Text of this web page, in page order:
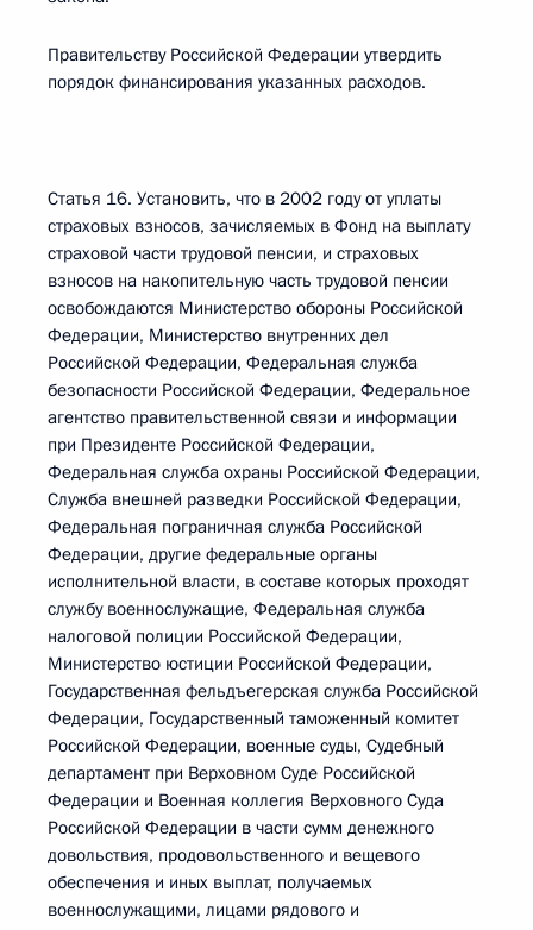
Правительству Российской Федерации утвердить
порядок финансирования указанных расходов.
Статья 16. Установить, что в 2002 году от уплаты
страховых взносов, зачисляемых в Фонд на выплату
страховой части трудовой пенсии, и страховых
взносов на накопительную часть трудовой пенсии
освобождаются Министерство обороны Российской
Федерации, Министерство внутренних дел
Российской Федерации, Федеральная служба
безопасности Российской Федерации, Федеральное
агентство правительственной связи и информации
при Президенте Российской Федерации,
Федеральная служба охраны Российской Федерации,
Служба внешней разведки Российской Федерации,
Федеральная пограничная служба Российской
Федерации, другие федеральные органы
исполнительной власти, в составе которых проходят
службу военнослужащие, Федеральная служба
налоговой полиции Российской Федерации,
Министерство юстиции Российской Федерации,
Государственная фельдъегерская служба Российской
Федерации, Государственный таможенный комитет
Российской Федерации, военные суды, Судебный
департамент при Верховном Суде Российской
Федерации и Военная коллегия Верховного Суда
Российской Федерации в части сумм денежного
довольствия, продовольственного и вещевого
обеспечения и иных выплат, получаемых
военнослужащими, лицами рядового и